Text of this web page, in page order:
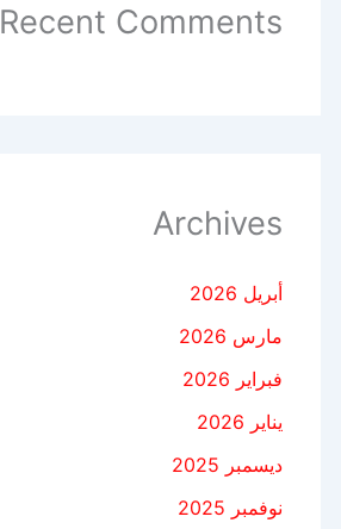
Recent Comments
Archives
أبريل 2026
مارس 2026
فبراير 2026
يناير 2026
ديسمبر 2025
نوفمبر 2025